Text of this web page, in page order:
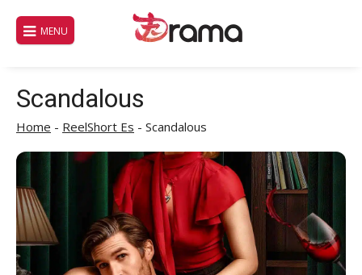
contenido
MENU
Scandalous
Home - ReelShort Es - Scandalous